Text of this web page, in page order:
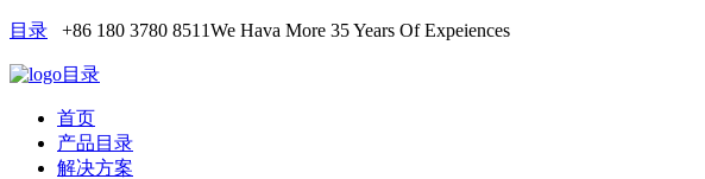
目录 +86 180 3780 8511We Hava More 35 Years Of Expeiences
目录
首页
产品目录
解决方案